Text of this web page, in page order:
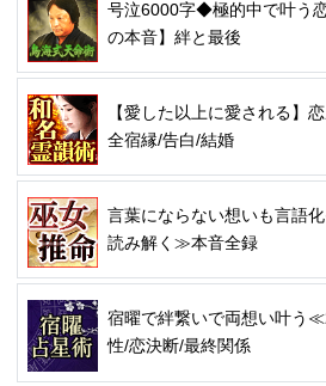
号泣6000字◆極的中で叶う
の本音】絆と最後
【愛した以上に愛される】
全宿縁/告白/結婚
言葉にならない想いも言語
読み解く≫本音全録
宿曜で絆繋いで両想い叶う
性/恋決断/最終関係